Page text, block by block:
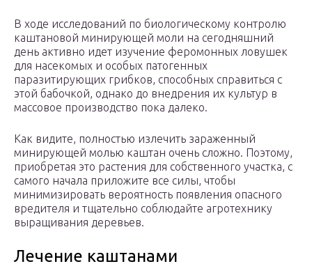
В ходе исследований по биологическому контролю
каштановой минирующей моли на сегодняшний
день активно идет изучение феромонных ловушек
для насекомых и особых патогенных
паразитирующих грибков, способных справиться с
этой бабочкой, однако до внедрения их культур в
массовое производство пока далеко.
Как видите, полностью излечить зараженный
минирующей молью каштан очень сложно. Поэтому,
приобретая это растения для собственного участка, с
самого начала приложите все силы, чтобы
минимизировать вероятность появления опасного
вредителя и тщательно соблюдайте агротехнику
выращивания деревьев.
Лечение каштанами